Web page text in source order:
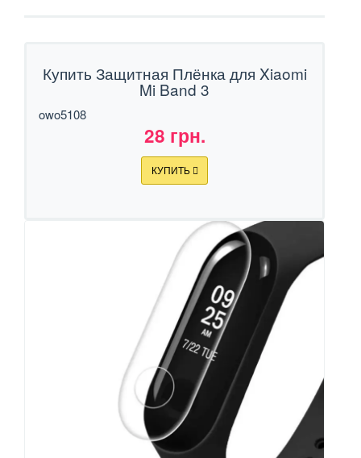
Купить Защитная Плёнка для Xiaomi
Mi Band 3
owo5108
28 грн.
КУПИТЬ